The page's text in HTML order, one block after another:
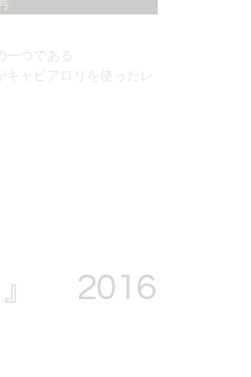
一つである
キャビアロリを使ったレ
』 2016